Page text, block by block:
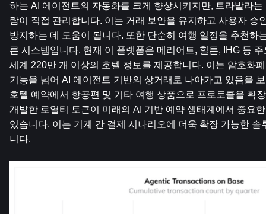
하는 AI 에이전트의 자동화를 크게 향상시키지만, 트라발라
람이 직접 관리합니다. 이는 거래 보안을 유지하고 사용자 승
방지하는 데 도움이 됩니다. 또한 단순히 여행 일정을 추천하
른 시스템입니다. 현재 이 플랫폼은 메리어트, 힐튼, IHG 등
세계 220만 개 이상의 호텔 정보를 제공합니다. 이는 암호화
기능을 넘어 AI 에이전트 기반의 상거래로 나아가고 있음을
호텔 예약에서 항공편 및 기타 여행 상품으로 프로토콜을 확
개발한 로열티 토큰이 미래의 AI 기반 예약 생태계에서 중요
있습니다. 이는 기계 간 결제 시나리오에 더욱 확장 가능한 솔
니다.